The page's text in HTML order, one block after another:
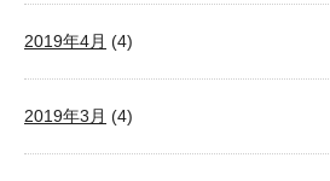
2019年4月 (4)
2019年3月 (4)